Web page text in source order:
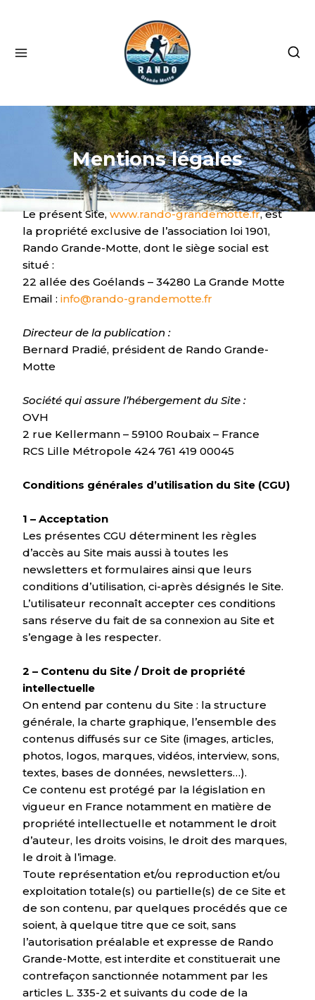
Mentions légales
Le présent Site, www.rando-grandemotte.fr, est
la propriété exclusive de l’association loi 1901,
Rando Grande-Motte, dont le siège social est
situé :
22 allée des Goélands – 34280 La Grande Motte
Email : info@rando-grandemotte.fr
Directeur de la publication :
Bernard Pradié, président de Rando Grande-
Motte
Société qui assure l’hébergement du Site :
OVH
2 rue Kellermann – 59100 Roubaix – France
RCS Lille Métropole 424 761 419 00045
Conditions générales d’utilisation du Site (CGU)
1 – Acceptation
Les présentes CGU déterminent les règles
d’accès au Site mais aussi à toutes les
newsletters et formulaires ainsi que leurs
conditions d’utilisation, ci-après désignés le Site.
L’utilisateur reconnaît accepter ces conditions
sans réserve du fait de sa connexion au Site et
s’engage à les respecter.
2 – Contenu du Site / Droit de propriété
intellectuelle
On entend par contenu du Site : la structure
générale, la charte graphique, l’ensemble des
contenus diffusés sur ce Site (images, articles,
photos, logos, marques, vidéos, interview, sons,
textes, bases de données, newsletters…).
Ce contenu est protégé par la législation en
vigueur en France notamment en matière de
propriété intellectuelle et notamment le droit
d’auteur, les droits voisins, le droit des marques,
le droit à l’image.
Toute représentation et/ou reproduction et/ou
exploitation totale(s) ou partielle(s) de ce Site et
de son contenu, par quelques procédés que ce
soient, à quelque titre que ce soit, sans
l’autorisation préalable et expresse de Rando
Grande-Motte, est interdite et constituerait une
contrefaçon sanctionnée notamment par les
articles L. 335-2 et suivants du code de la